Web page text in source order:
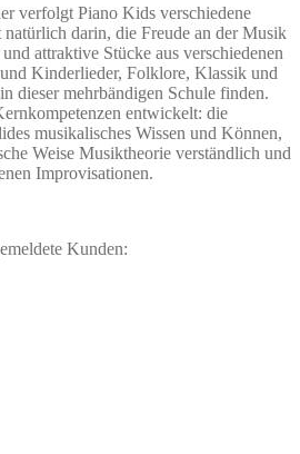
verfolgt Piano Kids verschiedene
darin, die Freude an der Musik
attraktive Stücke aus verschiedenen
Kinderlieder, Folklore, Klassik und
dieser mehrbändigen Schule finden.
entwickelt: die
musikalisches Wissen und Können,
Weise Musiktheorie verständlich und
Improvisationen.
Kunden: